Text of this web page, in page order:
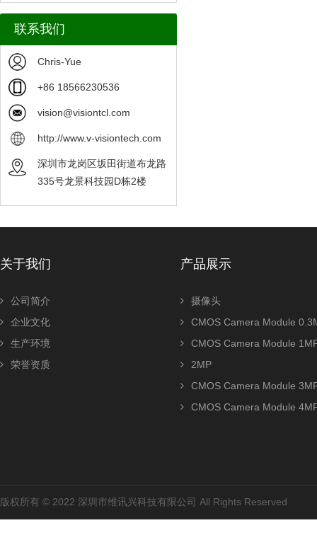
联系我们
Chris-Yue
+86 18566230536
vision@visiontcl.com
http://www.v-visiontech.com
深圳市龙岗区坂田街道布龙路
335号龙景科技园D栋2楼
关于我们
公司简介
企业文化
生产环境
荣誉资质
产品展示
摄像头
CMOS Camera Module
CMOS Camera Module
2MP
CMOS Camera Module
CMOS Camera Module
版权所有 © 2022 深圳市维讯兴科技有限公司 All Rights Reserved